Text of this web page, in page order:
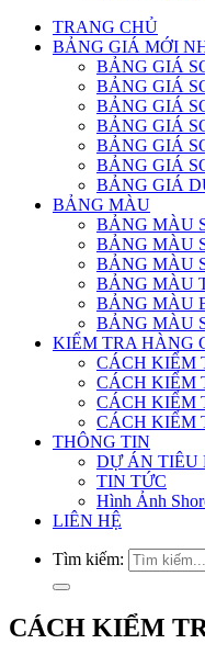
TRANG CHỦ
BẢNG GIÁ MỚI
BẢNG GIÁ
BẢNG GIÁ
BẢNG GIÁ
BẢNG GIÁ
BẢNG GIÁ
BẢNG GIÁ
BẢNG GIÁ
BẢNG MÀU
BẢNG MÀU
BẢNG MÀU
BẢNG MÀU
BẢNG MÀU
BẢNG MÀU
BẢNG MÀU
KIỂM TRA HÀNG
CÁCH KIỂM
CÁCH KIỂM
CÁCH KIỂM
CÁCH KIỂM
THÔNG TIN
DỰ ÁN TIÊU
TIN TỨC
Hình Ảnh
LIÊN HỆ
Tìm kiếm:
CÁCH KIỂM